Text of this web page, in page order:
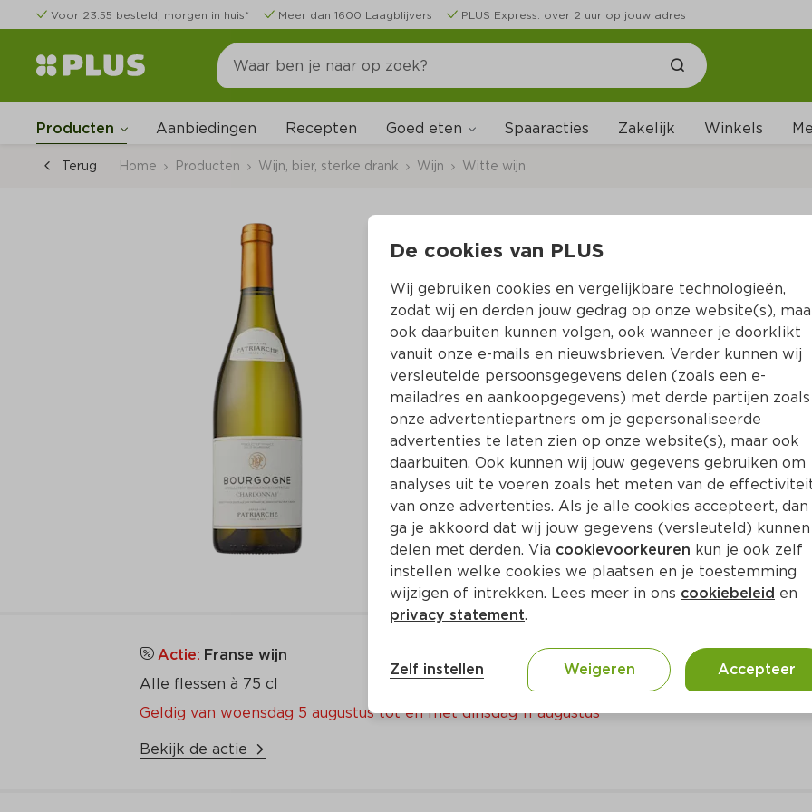
Voor 23:55 besteld, morgen in huis* Meer dan 1600 Laagblijvers PLUS Express: over 2 uur op jouw adres
Producten Aanbiedingen Recepten Goed eten Spaaracties Zakelijk Winkels
Terug Home Producten Wijn, bier, sterke drank Wijn Witte wijn
Patriarche
Per Fles 750 ml  (per liter €15.99)
25 % korting
8.99 11.99
Toevoegen
Actie: Franse wijn
Alle flessen à 75 cl
Geldig van woensdag 5 augustus tot en met dinsdag 11 augustus
Bekijk de actie
De cookies van PLUS
Wij gebruiken cookies en vergelijkbare technologieën,
zodat wij en derden jouw gedrag op onze website(s),
ook daarbuiten kunnen volgen, ook wanneer je doorklikt
vanuit onze e-mails en nieuwsbrieven. Verder kunnen wij
versleutelde persoonsgegevens delen (zoals een e-
mailadres en aankoopgegevens) met derde partijen zoals
onze advertentiepartners om je gepersonaliseerde
advertenties te laten zien op onze website(s), maar ook
daarbuiten. Ook kunnen wij jouw gegevens gebruiken om
analyses uit te voeren zoals het meten van de
van onze advertenties. Als je alle cookies accepteert, dan
ga je akkoord dat wij jouw gegevens (versleuteld) kunnen
delen met derden. Via cookievoorkeuren kun je ook zelf
instellen welke cookies we plaatsen en je toestemming
wijzigen of intrekken. Lees meer in ons cookiebeleid en
privacy statement.
Zelf instellen Weigeren Accepteer